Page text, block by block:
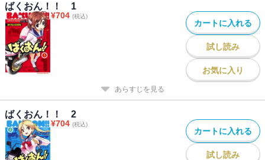
ばくおん！！ 1
¥704 (税込)
カートに入れる
試し読み
お気に入り
あらすじを見る
ばくおん！！ 2
¥704 (税込)
カートに入れる
試し読み